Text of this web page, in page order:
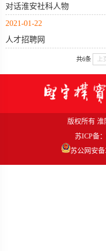
对话淮安社科人物
2021-01-22
人才招聘网
共6条 上
版权所有 淮
苏ICP备
苏公网安备